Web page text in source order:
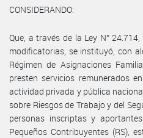
CONSIDERANDO:
Que, a través de la Ley N°
modificatorias, se instituyó, con
Régimen de Asignaciones
presten servicios remunerados
actividad privada y pública
sobre Riesgos de Trabajo y del
personas inscriptas y
Pequeños Contribuyentes (RS),